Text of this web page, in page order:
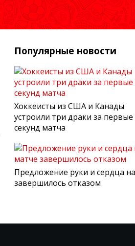
Популярные новости
Хоккеисты из США и Канады
устроили три драки за первые
секунд матча
Предложение руки и сердца
завершилось отказом